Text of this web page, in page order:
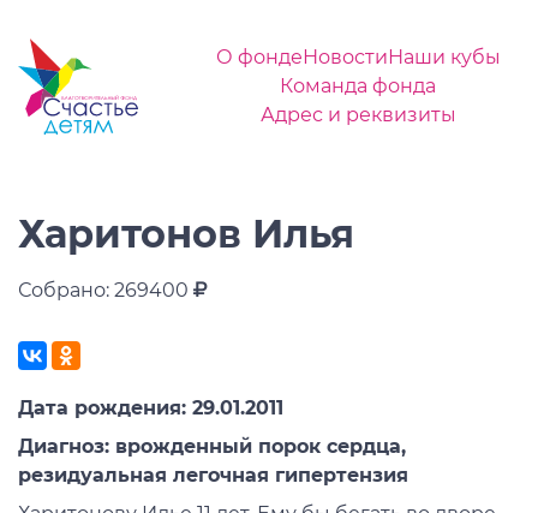
О фондеНовостиНаши кубы
Команда фонда
Адрес и реквизиты
Харитонов Илья
Собрано: 269400
Дата рождения: 29.01.2011
Диагноз: врожденный порок сердца,
резидуальная легочная гипертензия